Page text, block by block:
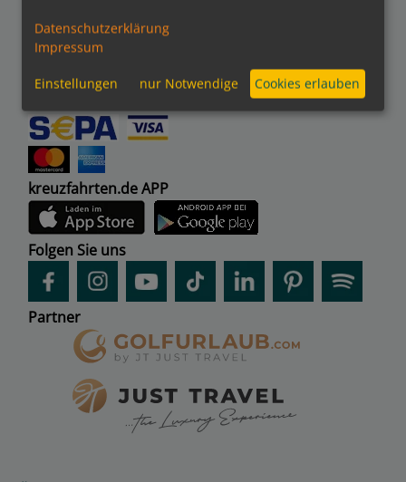
kreuzfahrten.de APP
Folgen Sie uns
Partner
Datenschutzerklärung
Impressum
Einstellungen nur Notwendige Cookies erlauben